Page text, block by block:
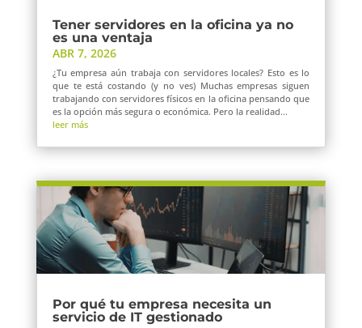
Tener servidores en la oficina ya no
es una ventaja
ABR 7, 2026
¿Tu empresa aún trabaja con servidores locales? Esto es lo
que te está costando (y no ves) Muchas empresas siguen
trabajando con servidores físicos en la oficina pensando que
es la opción más segura o económica. Pero la realidad...
leer más
Por qué tu empresa necesita un
servicio de IT gestionado